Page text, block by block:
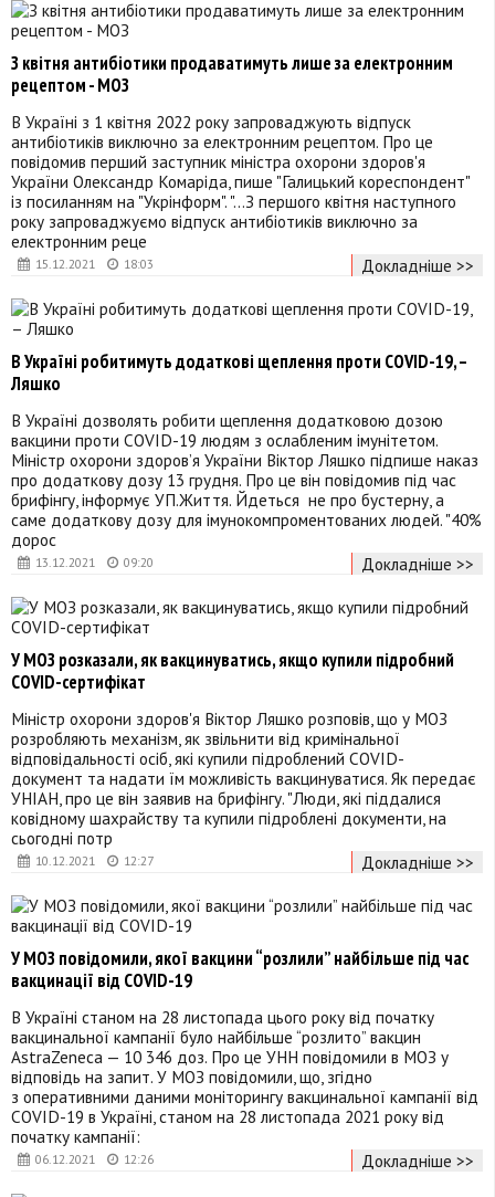
15.12.2021 18:03
З квітня антибіотики продаватимуть лише за електронним
рецептом - МОЗ
В Україні з 1 квітня 2022 року запроваджують відпуск
антибіотиків виключно за електронним рецептом. Про це
повідомив перший заступник міністра охорони здоров'я
України Олександр Комаріда, пише "Галицький кореспондент"
із посиланням на "Укрінформ". "...З першого квітня наступного
року запроваджуємо відпуск антибіотиків виключно за
електронним реце
Докладніше >>
13.12.2021 09:20
В Україні робитимуть додаткові щеплення проти COVID-19, –
Ляшко
В Україні дозволять робити щеплення додатковою дозою
вакцини проти COVID-19 людям з ослабленим імунітетом.
Міністр охорони здоров’я України Віктор Ляшко підпише наказ
про додаткову дозу 13 грудня. Про це він повідомив під час
брифінгу, інформує УП.Життя. Йдеться не про бустерну, а
саме додаткову дозу для імунокомпроментованих людей. "40%
дорос
Докладніше >>
10.12.2021 12:27
У МОЗ розказали, як вакцинуватись, якщо купили підробний
COVID-сертифікат
Міністр охорони здоров'я Віктор Ляшко розповів, що у МОЗ
розробляють механізм, як звільнити від кримінальної
відповідальності осіб, які купили підроблений COVID-
документ та надати їм можливість вакцинуватися. Як передає
УНІАН, про це він заявив на брифінгу. "Люди, які піддалися
ковідному шахрайству та купили підроблені документи, на
сьогодні потр
Докладніше >>
06.12.2021 12:26
У МОЗ повідомили, якої вакцини “розлили” найбільше під час
вакцинації від COVID-19
В Україні станом на 28 листопада цього року від початку
вакцинальної кампанії було найбільше “розлито” вакцин
AstraZeneca — 10 346 доз. Про це УНН повідомили в МОЗ у
відповідь на запит. У МОЗ повідомили, що, згідно
з оперативними даними моніторингу вакцинальної кампанії від
COVID-19 в Україні, станом на 28 листопада 2021 року від
початку кампанії:
Докладніше >>